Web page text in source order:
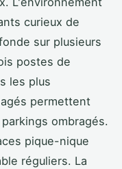
curieux de
sur plusieurs
postes de
les plus
permettent
ombragés.
pique-nique
réguliers. La